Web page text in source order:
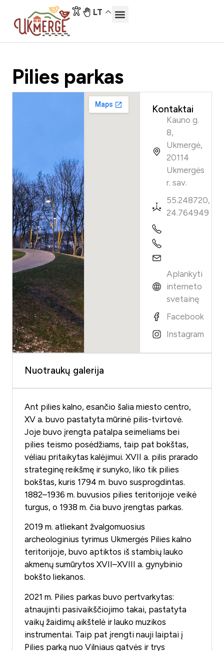
LT
Pilies parkas
Kontaktai
Kauno g.
8,
Ukmergė,
20114
Ukmergės
r. sav.
55.248720,
24.764949
Aplankyti
interneto
svetainę
Facebook
Instagram
Nuotraukų galerija
Ant pilies kalno, esančio šalia miesto centro,
XV a. buvo pastatyta mūrinė pilis-tvirtovė.
Joje buvo įrengta patalpa seimeliams bei
pilies teismo posėdžiams, taip pat bokštas,
vėliau pritaikytas kalėjimui. XVII a. pilis prarado
strateginę reikšmę ir sunyko, liko tik pilies
bokštas, kuris 1794 m. buvo susprogdintas.
1882–1936 m. buvusios pilies teritorijoje veikė
turgus, o 1938 m. čia buvo įrengtas parkas.
2019 m. atliekant žvalgomuosius
archeologinius tyrimus Ukmergės Pilies kalno
teritorijoje, buvo aptiktos iš stambių lauko
akmenų sumūrytos XVII–XVIII a. gynybinio
bokšto liekanos.
2021 m. Pilies parkas buvo pertvarkytas:
atnaujinti pasivaikščiojimo takai, pastatyta
vaikų žaidimų aikštelė ir lauko muzikos
instrumentai. Taip pat įrengti nauji laiptai į
Pilies parką nuo Vilniaus gatvės ir trys